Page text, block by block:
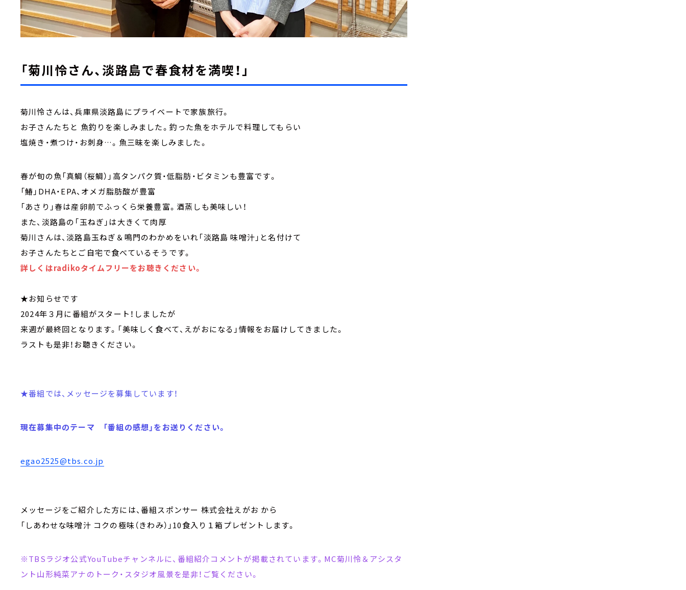
「菊川怜さん、淡路島で春食材を満喫！」
菊川怜さんは、兵庫県淡路島にプライベートで家族旅行。
お子さんたちと 魚釣りを楽しみました。釣った魚をホテルで料理してもらい
塩焼き・煮つけ・お刺身…。魚三昧を楽しみました。
春が旬の魚「真鯛（桜鯛）」高タンパク質・低脂肪・ビタミンも豊富です。
「鰆」DHA・EPA、オメガ脂肪酸が豊富
「あさり」春は産卵前でふっくら栄養豊富。酒蒸しも美味しい！
また、淡路島の「玉ねぎ」は大きくて肉厚
菊川さんは、淡路島玉ねぎ＆鳴門のわかめをいれ「淡路島 味噌汁」と名付けて
お子さんたちとご自宅で食べているそうです。
詳しくはradikoタイムフリーをお聴きください。
★お知らせです
2024年３月に番組がスタート！しましたが
来週が最終回となります。「美味しく食べて、えがおになる」情報をお届けしてきました。
ラストも是非！お聴きください。
★番組では、メッセージを募集しています！
現在募集中のテーマ 「番組の感想」をお送りください。
egao2525@tbs.co.jp
メッセージをご紹介した方には、番組スポンサー 株式会社えがお から
「しあわせな味噌汁 コクの極味（きわみ）」10食入り１箱プレゼントします。
※TBSラジオ公式YouTubeチャンネルに、番組紹介コメントが掲載されています。MC菊川怜＆アシスタ
ント山形純菜アナのトーク・スタジオ風景を是非！ご覧ください。